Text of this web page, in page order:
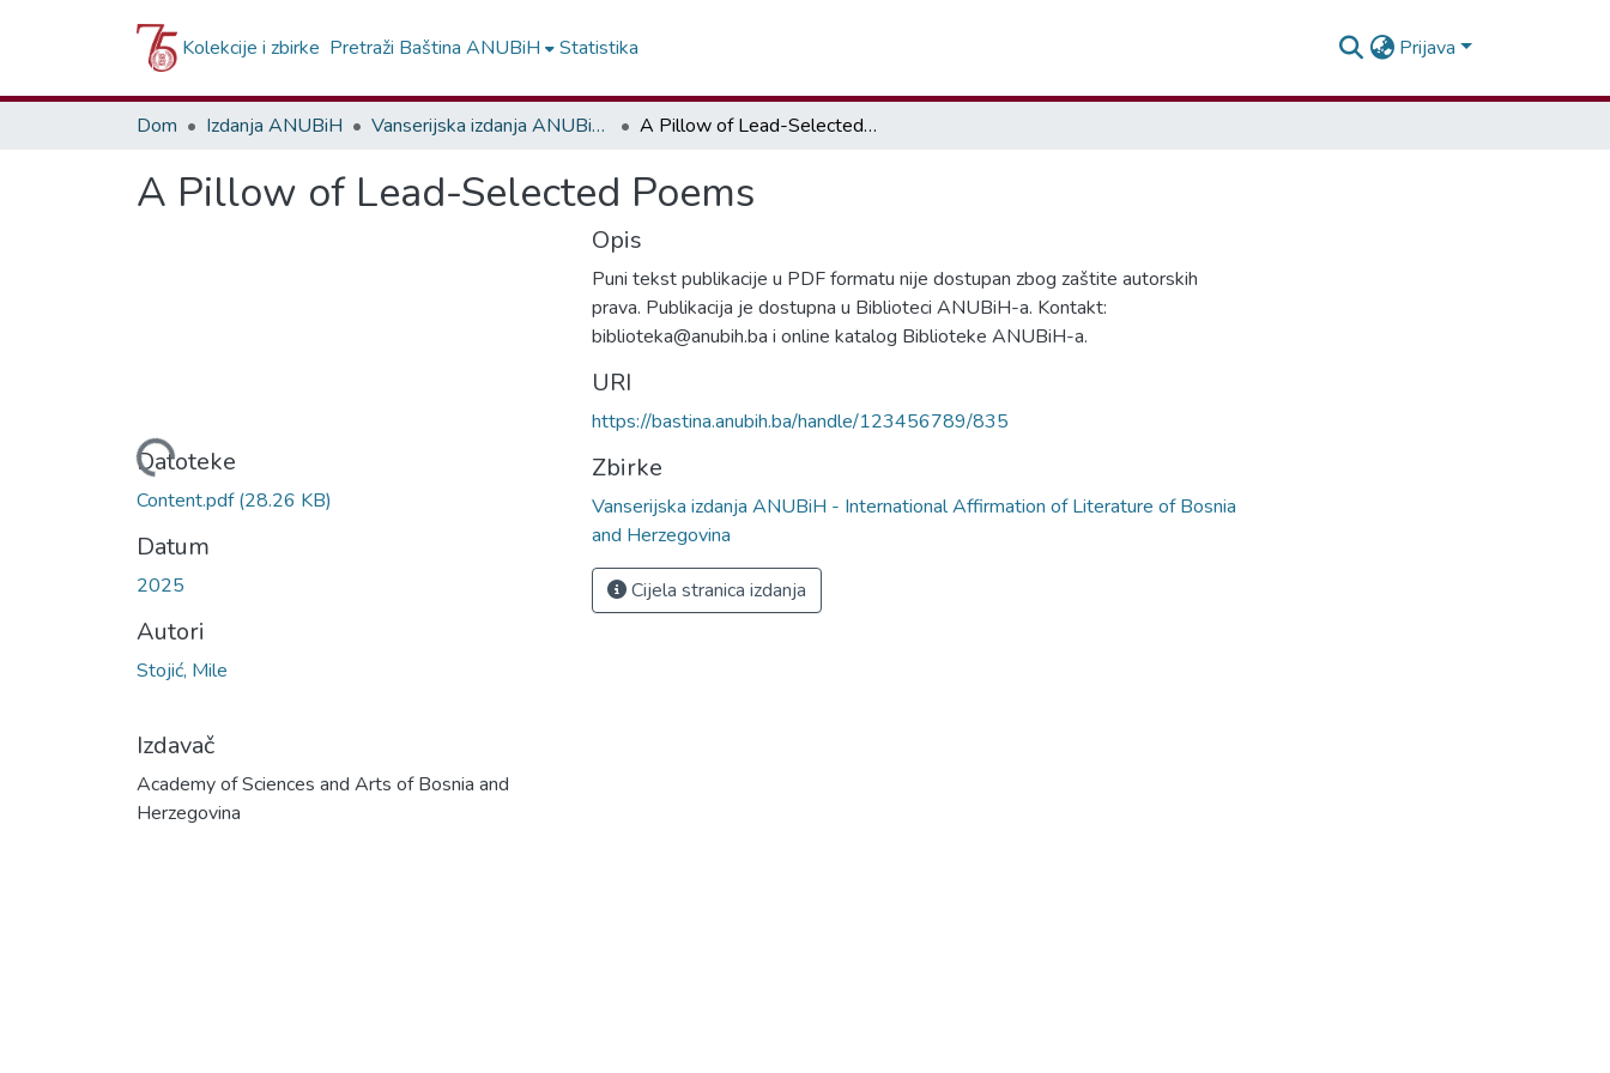
Kolekcije i zbirke Pretraži Baština ANUBiH Statistika Prijava
Dom Izdanja ANUBiH Vanserijska izdanja ANUBiH - International Affirmation of Literature of Bosnia and Herzegovina A Pillow of Lead-Selected Poems
A Pillow of Lead-Selected Poems
Učitavanje...
Datoteke
Content.pdf(28.26 KB)
Datum
2025
Autori
Stojić, Mile
Izdavač
Academy of Sciences and Arts of Bosnia and
Herzegovina
Opis
Puni tekst publikacije u PDF formatu nije dostupan zbog zaštite autorskih
prava. Publikacija je dostupna u Biblioteci ANUBiH-a. Kontakt:
biblioteka@anubih.ba i online katalog Biblioteke ANUBiH-a.
URI
https://bastina.anubih.ba/handle/123456789/835
Zbirke
Vanserijska izdanja ANUBiH - International Affirmation of Literature of Bosnia
and Herzegovina
Cijela stranica izdanja